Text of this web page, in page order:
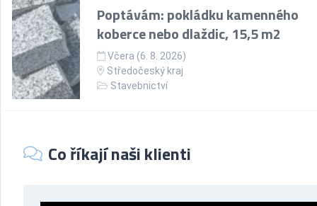
Poptávám: pokládku kamenného
koberce nebo dlaždic, 15,5 m2
Včera (6. 8. 2026)
Středočeský kraj
Stavebnictví
Co říkají naši klienti